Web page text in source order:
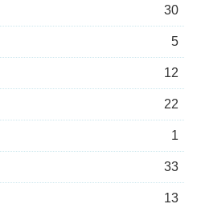
30
5
12
22
1
33
13